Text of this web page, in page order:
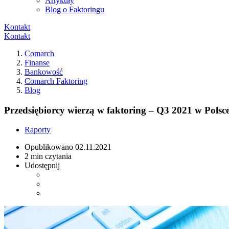
Blog o Faktoringu
Kontakt
Kontakt
Comarch
Finanse
Bankowość
Comarch Faktoring
Blog
Przedsiębiorcy wierzą w faktoring – Q3 2021 w
Raporty
Opublikowano 02.11.2021
2 min czytania
Udostępnij